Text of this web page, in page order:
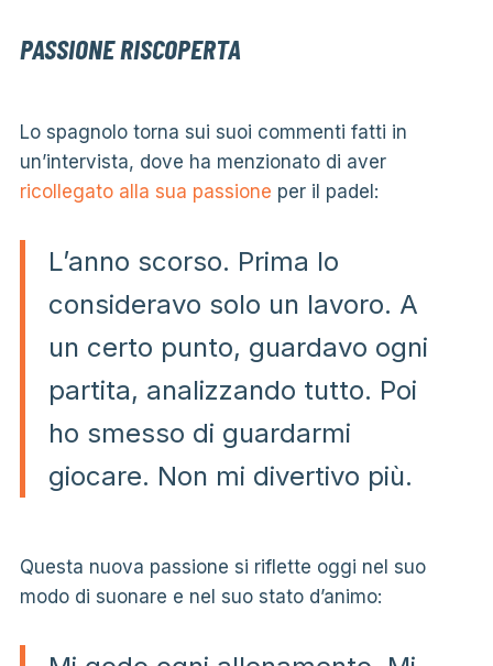
PASSIONE RISCOPERTA
Lo spagnolo torna sui suoi commenti fatti in
un’intervista, dove ha menzionato di aver
ricollegato alla sua passione per il padel:
L’anno scorso. Prima lo
consideravo solo un lavoro. A
un certo punto, guardavo ogni
partita, analizzando tutto. Poi
ho smesso di guardarmi
giocare. Non mi divertivo più.
Questa nuova passione si riflette oggi nel suo
modo di suonare e nel suo stato d’animo: